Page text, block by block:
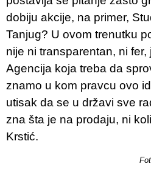
dobiju akcije, na primer,
Tanjug? U ovom trenutku
nije ni transparentan, ni
Agencija koja treba da
znamo u kom pravcu ovo
utisak da se u državi sve
zna šta je na prodaju, ni
Krstić.